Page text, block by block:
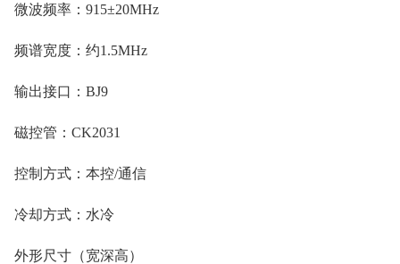
微波频率：915±20MHz
频谱宽度：约1.5MHz
输出接口：BJ9
磁控管：CK2031
控制方式：本控/通信
冷却方式：水冷
外形尺寸（宽深高）